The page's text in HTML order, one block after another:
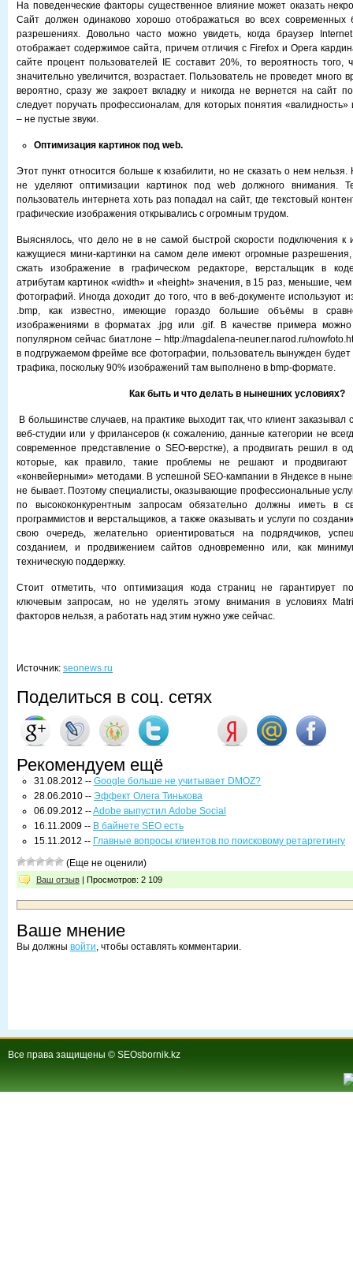
На поведенческие факторы существенное влияние может оказать
Сайт должен одинаково хорошо отображаться во всех современных
разрешениях. Довольно часто можно увидеть, когда браузер
отображает содержимое сайта, причем отличия с Firefox и Opera
сайте процент пользователей IE составит 20%, то вероятность того,
значительно увеличится, возрастает. Пользователь не проведет много
вероятно, сразу же закроет вкладку и никогда не вернется на сайт
следует поручать профессионалам, для которых понятия «валидность»
– не пустые звуки.
Оптимизация картинок под web.
Этот пункт относится больше к юзабилити, но не сказать о нем
не уделяют оптимизации картинок под web должного внимания.
пользователь интернета хоть раз попадал на сайт, где текстовый
графические изображения открывались с огромным трудом.
Выяснялось, что дело не в не самой быстрой скорости подключения к
кажущиеся мини-картинки на самом деле имеют огромные
сжать изображение в графическом редакторе, верстальщик в
атрибутам картинок «width» и «height» значения, в 15 раз, меньшие,
фотографий. Иногда доходит до того, что в веб-документе используют
.bmp, как известно, имеющие гораздо большие объёмы в
изображениями в форматах .jpg или .gif. В качестве примера можно
популярном сейчас биатлоне – http://magdalena-neuner.narod.ru/
в подгружаемом фрейме все фотографии, пользователь вынужден будет
трафика, поскольку 90% изображений там выполнено в bmp-формате.
Как быть и что делать в нынешних условиях?
В большинстве случаев, на практике выходит так, что клиент заказывал
веб-студии или у фрилансеров (к сожалению, данные категории не
современное представление о SEO-верстке), а продвигать решил в
которые, как правило, такие проблемы не решают и
«конвейерными» методами. В успешной SEO-кампании в Яндексе в
не бывает. Поэтому специалисты, оказывающие профессиональные
по высококонкурентным запросам обязательно должны иметь в
программистов и верстальщиков, а также оказывать и услуги по
свою очередь, желательно ориентироваться на подрядчиков,
созданием, и продвижением сайтов одновременно или, как
техническую поддержку.
Стоит отметить, что оптимизация кода страниц не гарантирует
ключевым запросам, но не уделять этому внимания в условиях
факторов нельзя, а работать над этим нужно уже сейчас.
Источник: seonews.ru
Поделиться в соц. сетях
Рекомендуем ещё
31.08.2012 -- Google больше не учитывает DMOZ?
28.06.2010 -- Эффект Олега Тинькова
06.09.2012 --Adobe выпустил Adobe Social
16.11.2009 -- В байнете SEO есть
15.11.2012 -- Главные вопросы клиентов по поисковому ретаргетингу
(Еще не оценили)
Ваш отзыв | Просмотров: 2 109
Ваше мнение
Вы должны войти, чтобы оставлять комментарии.
Все права защищены © SEOsbornik.kz